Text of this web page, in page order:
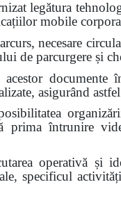
legătura
mobile
necesare
de parcurgere și
acestor
asigurând
prima întrunire
operativă și
specificul